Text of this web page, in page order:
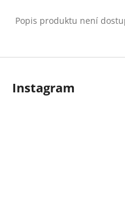
Popis produktu není
Z
Instagram